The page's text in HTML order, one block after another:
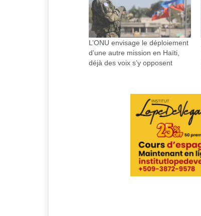
L’ONU envisage le déploiement
d’une autre mission en Haïti,
déjà des voix s’y opposent